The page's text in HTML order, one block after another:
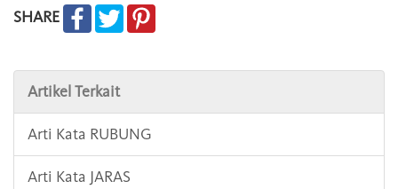
SHARE
Artikel Terkait
Arti Kata RUBUNG
Arti Kata JARAS